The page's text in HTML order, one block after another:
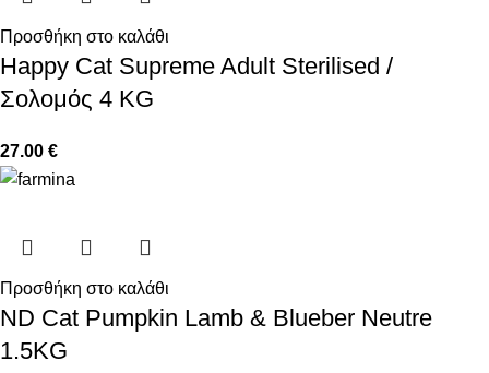
Προσθήκη στο καλάθι
Happy Cat Supreme Adult Sterilised /
Σολομός 4 KG
27.00 €
Προσθήκη στο καλάθι
ND Cat Pumpkin Lamb & Blueber Neutre
1.5KG